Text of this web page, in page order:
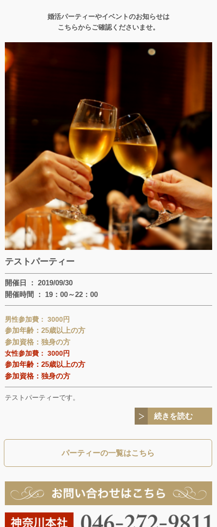
婚活パーティーやイベントのお知らせは
こちらからご確認くださいませ。
テストパーティー
開催日 ： 2019/09/30
開催時間 ： 19：00～22：00
男性参加費： 3000円
参加年齢：25歳以上の方
参加資格：独身の方
女性参加費： 3000円
参加年齢：25歳以上の方
参加資格：独身の方
テストパーティーです。
続きを読む
パーティーの一覧はこちら